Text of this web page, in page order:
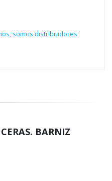
somos distribuidores
CERAS. BARNIZ